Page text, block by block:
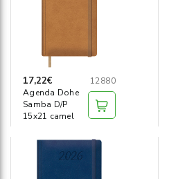
17,22€
12880
Agenda Dohe
Samba D/P
15x21 camel